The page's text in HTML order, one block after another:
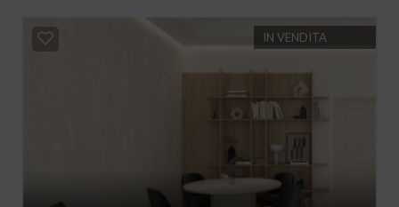
IN VENDITA